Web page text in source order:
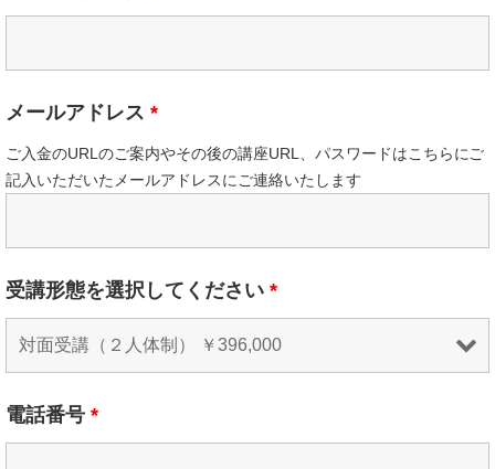
メールアドレス *
ご入金のURLのご案内やその後の講座URL、パスワードはこちらにご
記入いただいたメールアドレスにご連絡いたします
受講形態を選択してください *
電話番号 *